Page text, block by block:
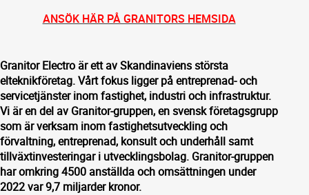
ANSÖK HÄR PÅ GRANITORS HEMSIDA
Granitor Electro är ett av Skandinaviens största
elteknikföretag. Vårt fokus ligger på entreprenad- och
servicetjänster inom fastighet, industri och infrastruktur.
Vi är en del av Granitor-gruppen, en svensk företagsgrupp
som är verksam inom fastighetsutveckling och
förvaltning, entreprenad, konsult och underhåll samt
tillväxtinvesteringar i utvecklingsbolag. Granitor-gruppen
har omkring 4500 anställda och omsättningen under
2022 var 9,7 miljarder kronor.